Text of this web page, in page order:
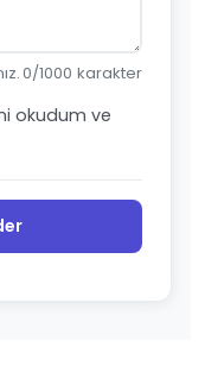
0/1000 karakter
okudum ve